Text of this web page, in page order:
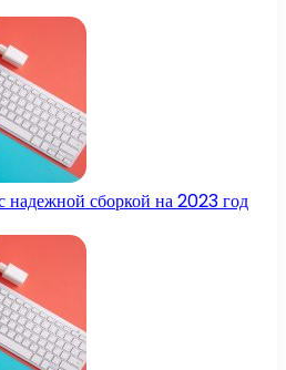
сборкой на 2023 год